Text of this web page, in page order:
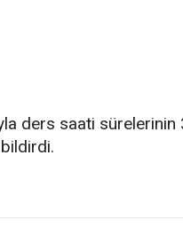
ders saati sürelerinin